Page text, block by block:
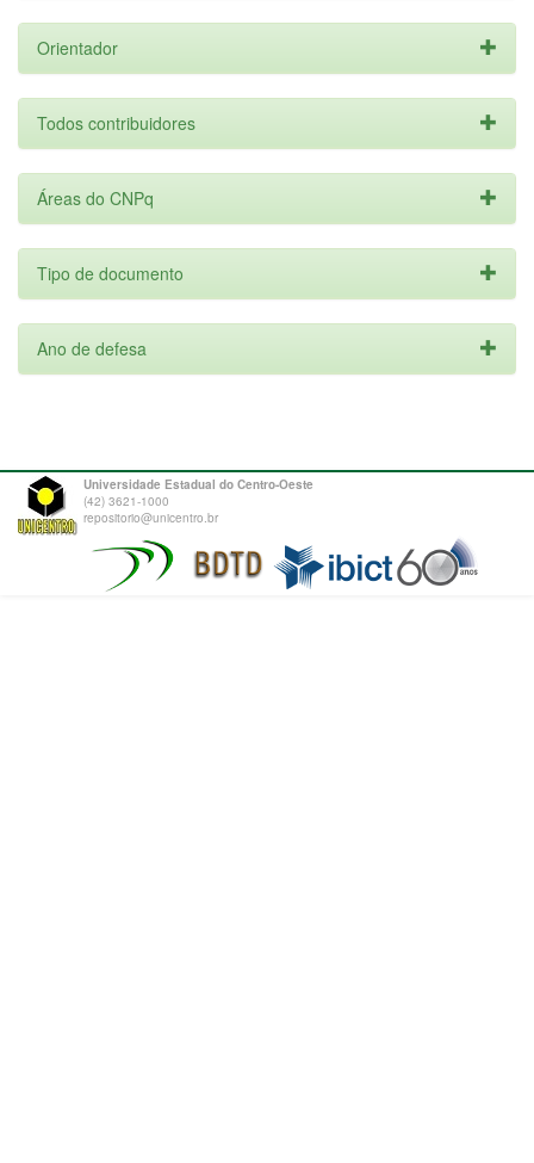
Orientador
Todos contribuidores
Áreas do CNPq
Tipo de documento
Ano de defesa
Universidade Estadual do Centro-Oeste
(42) 3621-1000
repositorio@unicentro.br